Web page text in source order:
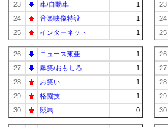
23
車/自動車
1
24
音楽映像特設
1
25
インターネット 1
26 ニュース東亜
1
27
爆笑/おもしろ
1
28
お笑い
1
29
格闘技
1
30
競馬 0
23
24
25
26
27
28
29
30